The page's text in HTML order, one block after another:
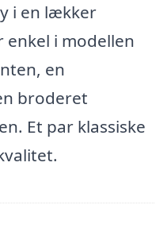
i en lækker
i modellen
en
broderet
Et par klassiske